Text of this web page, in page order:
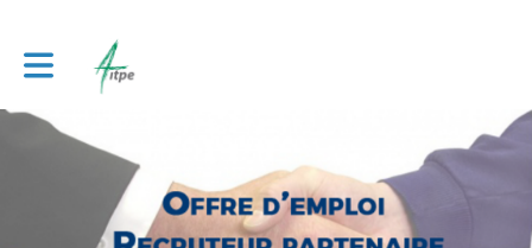
Toggle main navigation